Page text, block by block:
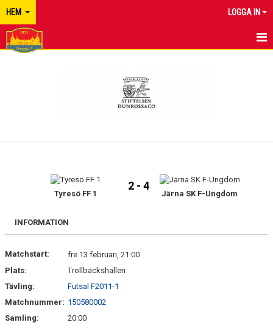
HEM LOGGA IN
Tyresö FF 1
2 - 4
Järna SK F-Ungdom
INFORMATION
Matchstart:
fre 13 februari, 21:00
Plats:
Trollbäckshallen
Tävling:
Futsal F2011-1
Matchnummer: 150580002
Samling:
20:00